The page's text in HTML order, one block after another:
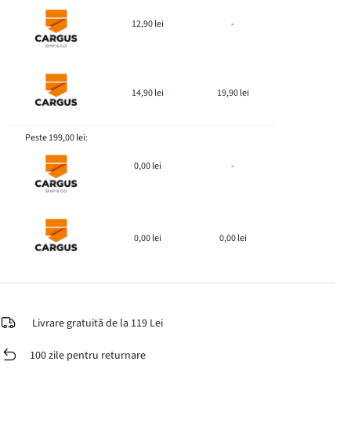
12,90 lei -
14,90 lei 19,90 lei
Peste 199,00 lei:
0,00 lei -
0,00 lei 0,00 lei
Livrare gratuită de la 119 Lei
100 zile pentru returnare